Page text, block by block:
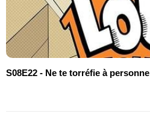
S08E22 - Ne te torréfie à personne